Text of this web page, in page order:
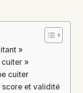
»
cuiter »
cuiter
score et validité